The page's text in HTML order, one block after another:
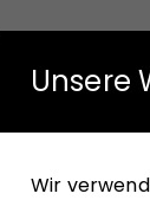
Unsere
Wir